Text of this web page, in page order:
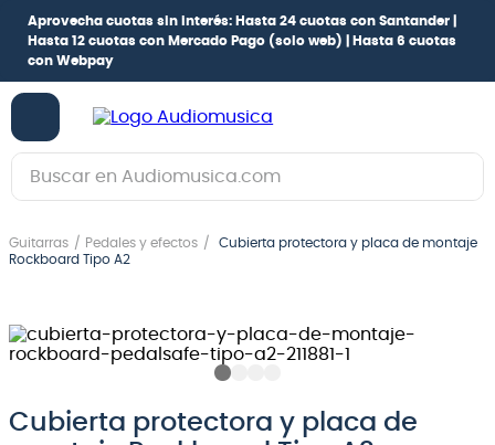
Aprovecha cuotas sin interés: Hasta 24 cuotas con Santander |
Hasta 12 cuotas con Mercado Pago (solo web) |
Hasta 6 cuotas
con Webpay
Buscar en Audiomusica.com
Guitarras Pedales y efectos
Cubierta protectora y placa de montaje
Rockboard Tipo A2
Cubierta protectora y placa de
1.
guitarra electrica
3.
guitarra electroacústica
5 .
amplificador